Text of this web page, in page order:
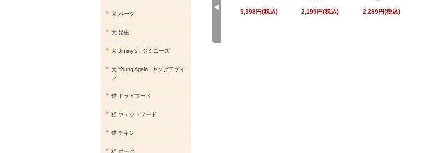
◀︎
5,398円(税込) 2,199円(税込) 2,289円(税込)
▶︎ 犬 ポーク
▶︎ 犬 昆虫
▶︎ 犬 Jiminy's | ジミニーズ
▶︎ 犬 Young Again | ヤングアゲイ
ン
▶︎ 猫 ドライフード
▶︎ 猫 ウェットフード
▶︎ 猫 チキン
▶︎ 猫 ポーク